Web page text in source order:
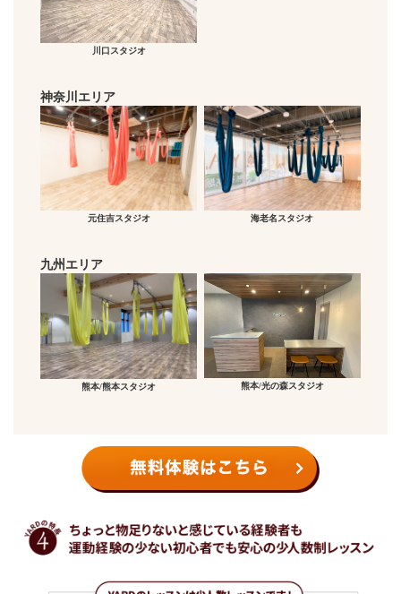
川口スタジオ
神奈川エリア
元住吉スタジオ 海老名スタジオ
九州エリア
熊本/熊本スタジオ 熊本/光の森スタジオ